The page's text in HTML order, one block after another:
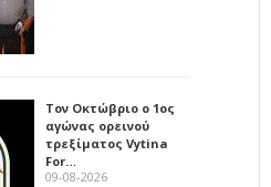
Τον Οκτώβριο ο 1ος
αγώνας ορεινού
τρεξίματος Vytina
For…
09-08-2026